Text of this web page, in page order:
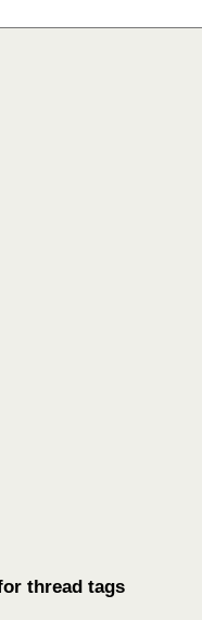
thread tags